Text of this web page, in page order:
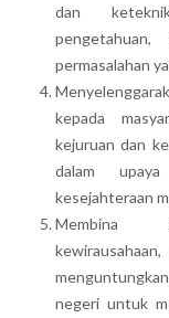
dan
permasalahan
kepada
kejuruan dan
dalam upaya
kesejahteraan
Membina
negeri untuk